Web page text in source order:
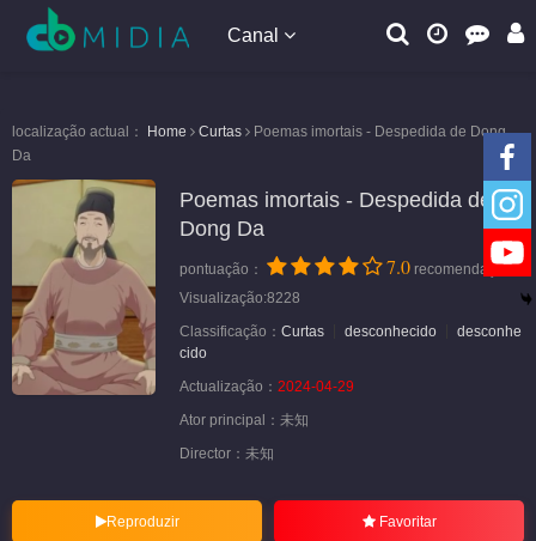
Canal
localização actual： Home Curtas
Poemas imortais - Despedida de Dong
Da
Poemas imortais - Despedida de
Dong Da
pontuação： 7.0 recomendação
Visualização:8228
Classificação： Curtas desconhecido
desconhe
cido
Actualização： 2024-04-29
Ator principal： 未知
Director： 未知
Reproduzir Favoritar